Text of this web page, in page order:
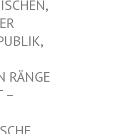
N
B
D
A
D
A